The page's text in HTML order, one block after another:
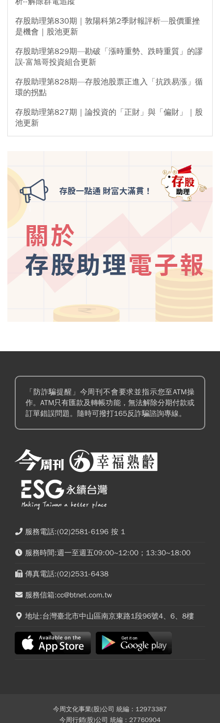
存股助理第830期｜敦陽科第2季財報評析—股價重挫
是機會｜股池更新
存股助理第829期—勘破「漲時重勢、跌時重質」的謬
誤-富旭哥投資組合更新
存股助理第828期—存股池股票正進入「抗跌易漲」循
環的拐點
存股助理第827期｜論投資的「正財」與「偏財」｜股
池更新
「防詐騙提醒」今周刊不會要求並指示您至ATM操
作。ATM只有匯款及轉帳功能，無法解除分期付款或
訂單錯誤問題。隨時可撥打165反詐騙諮詢專線。
服務電話:(02)2581-6196 按 1
服務時間:週一至週五09:00~12:00；13:30~18:00
傳真電話:(02)2531-6438
服務信箱:cc@btnet.com.tw
地址:台灣臺北市中山區南京東路1段96號4、6、8樓
今周文化事業(股)公司 統編：12973387
今周行銷(股)公司 統編：27760904